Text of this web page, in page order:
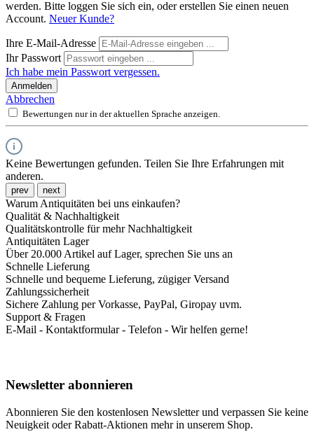
werden. Bitte loggen Sie sich ein, oder erstellen Sie einen neuen
Account. Neuer Kunde?
Ihre E-Mail-Adresse
Ihr Passwort
Ich habe mein Passwort vergessen.
Anmelden
Abbrechen
Bewertungen nur in der aktuellen Sprache anzeigen.
Keine Bewertungen gefunden. Teilen Sie Ihre Erfahrungen mit
anderen.
prev next
Warum Antiquitäten bei uns einkaufen?
Qualität & Nachhaltigkeit
Qualitätskontrolle für mehr Nachhaltigkeit
Antiquitäten Lager
Über 20.000 Artikel auf Lager, sprechen Sie uns an
Schnelle Lieferung
Schnelle und bequeme Lieferung, zügiger Versand
Zahlungssicherheit
Sichere Zahlung per Vorkasse, PayPal, Giropay uvm.
Support & Fragen
E-Mail - Kontaktformular - Telefon - Wir helfen gerne!
Newsletter abonnieren
Abonnieren Sie den kostenlosen Newsletter und verpassen Sie keine
Neuigkeit oder Rabatt-Aktionen mehr in unserem Shop.